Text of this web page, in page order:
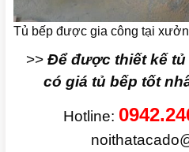
Tủ bếp được gia công tại
>>Để được thiết kế tủ
có giá tủ bếp tốt
Hotline: